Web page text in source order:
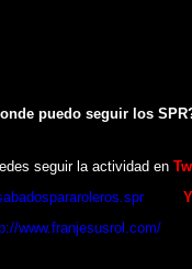
puedo seguir los
seguir la actividad en
www.franjesusrol.com/